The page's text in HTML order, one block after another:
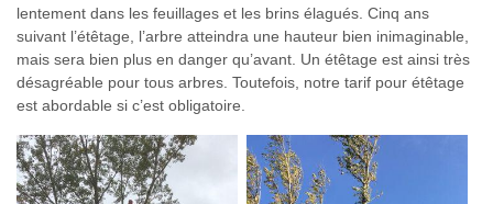
lentement dans les feuillages et les brins élagués. Cinq ans
suivant l’étêtage, l’arbre atteindra une hauteur bien inimaginable,
mais sera bien plus en danger qu’avant. Un étêtage est ainsi très
désagréable pour tous arbres. Toutefois, notre tarif pour étêtage
est abordable si c’est obligatoire.